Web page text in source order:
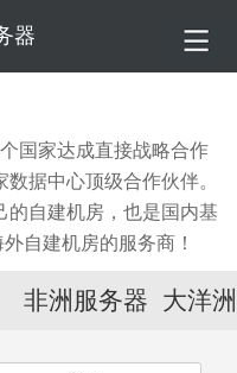
器
国家达成直接战略合作
据中心顶级合作伙伴。
的自建机房，也是国内基
自建机房的服务商！
非洲服务器 大洋